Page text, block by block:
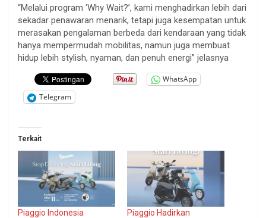
“Melalui program ‘Why Wait?’, kami menghadirkan lebih dari
sekadar penawaran menarik, tetapi juga kesempatan untuk
merasakan pengalaman berbeda dari kendaraan yang tidak
hanya mempermudah mobilitas, namun juga membuat
hidup lebih stylish, nyaman, dan penuh energi” jelasnya
WhatsApp
Telegram
Terkait
Piaggio Indonesia
Piaggio Hadirkan